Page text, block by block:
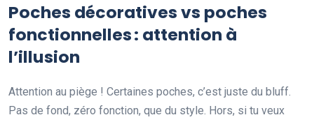
Poches décoratives vs poches
fonctionnelles : attention à
l’illusion
Attention au piège ! Certaines poches, c’est juste du bluff.
Pas de fond, zéro fonction, que du style. Hors, si tu veux